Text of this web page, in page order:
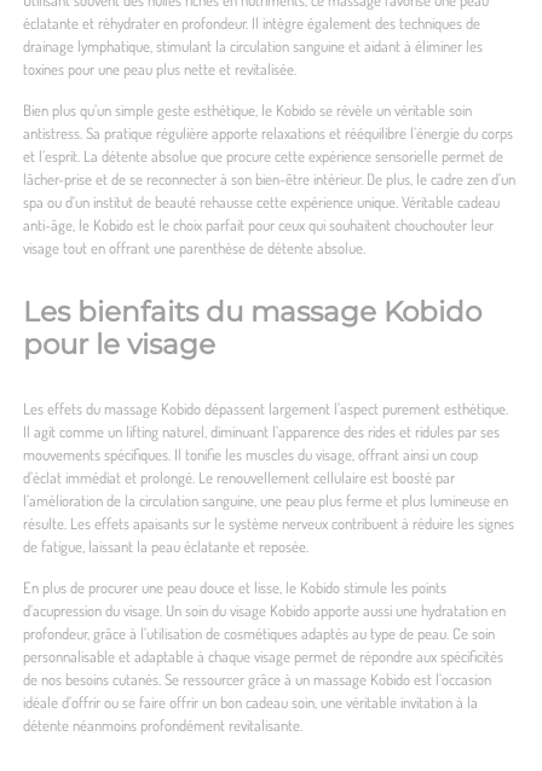
éclatante et réhydrater en profondeur. Il intègre également des techniques de
drainage lymphatique, stimulant la circulation sanguine et aidant à éliminer les
toxines pour une peau plus nette et revitalisée.
Bien plus qu’un simple geste esthétique, le Kobido se révèle un véritable soin
antistress. Sa pratique régulière apporte relaxations et rééquilibre l’énergie du corps
et l’esprit. La détente absolue que procure cette expérience sensorielle permet de
lâcher-prise et de se reconnecter à son bien-être intérieur. De plus, le cadre zen d’un
spa ou d’un institut de beauté rehausse cette expérience unique. Véritable cadeau
anti-âge, le Kobido est le choix parfait pour ceux qui souhaitent chouchouter leur
visage tout en offrant une parenthèse de détente absolue.
Les bienfaits du massage Kobido
pour le visage
Les effets du massage Kobido dépassent largement l’aspect purement esthétique.
Il agit comme un lifting naturel, diminuant l’apparence des rides et ridules par ses
mouvements spécifiques. Il tonifie les muscles du visage, offrant ainsi un coup
d’éclat immédiat et prolongé. Le renouvellement cellulaire est boosté par
l’amélioration de la circulation sanguine, une peau plus ferme et plus lumineuse en
résulte. Les effets apaisants sur le système nerveux contribuent à réduire les signes
de fatigue, laissant la peau éclatante et reposée.
En plus de procurer une peau douce et lisse, le Kobido stimule les points
d’acupression du visage. Un soin du visage Kobido apporte aussi une hydratation en
profondeur, grâce à l’utilisation de cosmétiques adaptés au type de peau. Ce soin
personnalisable et adaptable à chaque visage permet de répondre aux spécificités
de nos besoins cutanés. Se ressourcer grâce à un massage Kobido est l’occasion
idéale d’offrir ou se faire offrir un bon cadeau soin, une véritable invitation à la
détente néanmoins profondément revitalisante.